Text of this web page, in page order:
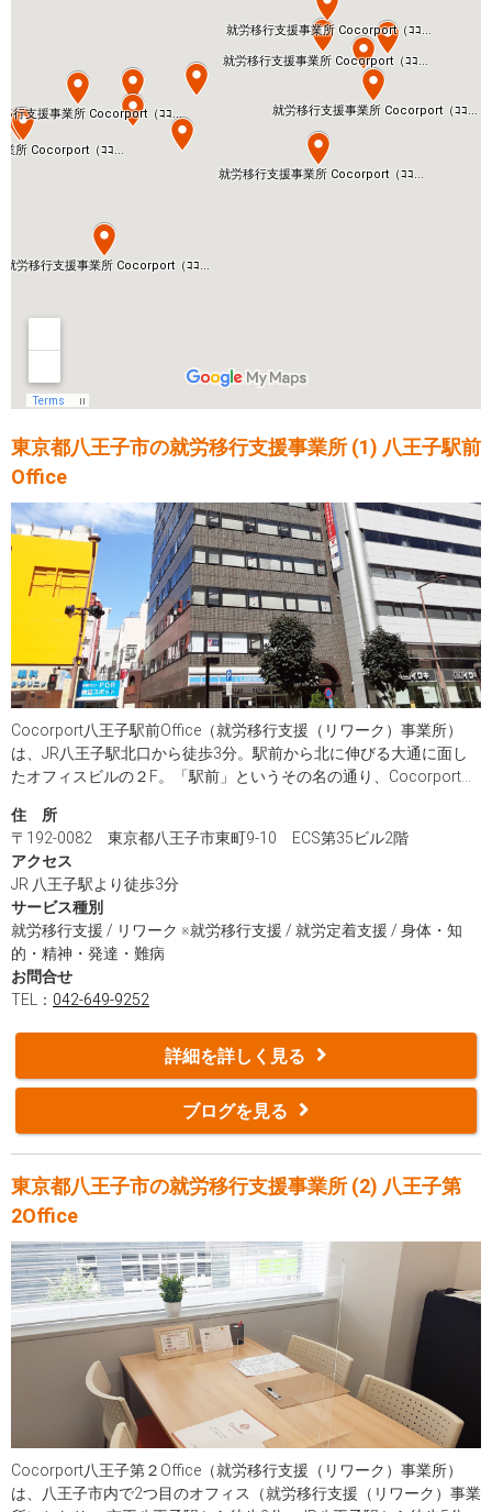
東京都八王子市の就労移行支援事業所 (1) 八王子駅前
Office
Cocorport八王子駅前Office（就労移行支援（リワーク）事業所）
は、JR八王子駅北口から徒歩3分。駅前から北に伸びる大通に面し
たオフィスビルの２F。「駅前」というその名の通り、Cocorport八
は抜群です。 八王子駅前Office（就労移行支援（リワーク）事業
所）の特長は、何と言っても訓練メニューの豊富なところ！ ビジネ
スマナー、パソコンの基本操作を学べる多彩なプログラムだけでな
く、実際の職場を想定した軽作業、応募書類の添削、模擬面接な
ど、スキル向上から就職活動のサポートまで、それぞれの目標に合
わせた個別訓練もご用意しています。 内定がゴールでありません。
その後の職場定着を見据え、長期的な視点でみなさんの就職をサポ
ートします。 ぜひ、一度、Cocorport八王子駅前Office（就労移行支
援（リワーク）事業所）まで足をお運びください！
住 所
〒192-0082 東京都八王子市東町9-10 ECS第35ビル2階
アクセス
JR 八王子駅より徒歩3分
サービス種別
就労移行支援 / リワーク ※就労移行支援 / 就労定着支援 / 身体・知
的・精神・発達・難病
お問合せ
TEL： 042-649-9252
詳細を詳しく見る
ブログを見る
東京都八王子市の就労移行支援事業所 (2) 八王子第
2Office
Cocorport八王子第２Office（就労移行支援（リワーク）事業所）
は、八王子市内で2つ目のオフィス（就労移行支援（リワーク）事業